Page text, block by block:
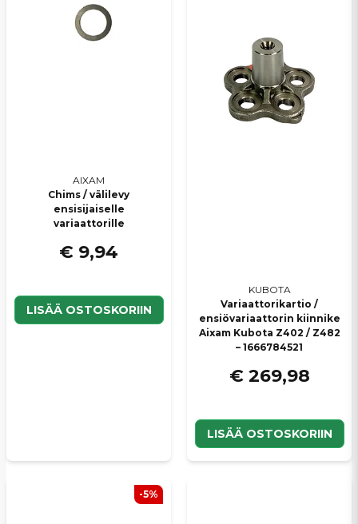
AIXAM
Chims / välilevy
ensisijaiselle
variaattorille
€ 9,94
LISÄÄ OSTOSKORIIN
KUBOTA
Variaattorikartio /
ensiövariaattorin kiinnike
Aixam Kubota Z402 / Z482
– 1666784521
€ 269,98
LISÄÄ OSTOSKORIIN
-5%